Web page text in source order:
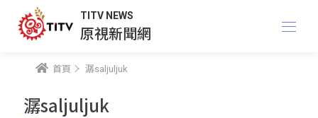
TITV NEWS
原視新聞網
首頁 潺saljuljuk
潺saljuljuk